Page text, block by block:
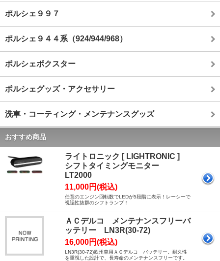
ポルシェ９９７
ポルシェ９４４系（924/944/968）
ポルシェボクスター
ポルシェグッズ・アクセサリー
洗車・コーティング・メンテナンスグッズ
おすすめ商品
ライトロニック [ LIGHTRONIC ]
シフトタイミングモニター
LT2000
11,000円(税込)
任意のエンジン回転数でLEDが5段階に表示！レーシーで
視認性抜群のシフトランプ！
ＡＣデルコ メンテナンスフリーバ
ッテリー LN3R(30-72)
16,000円(税込)
LN3R(30-72)欧州車用ＡＣデルコ バッテリー。耐久性
を重視した設計で、長寿命のメンテナンスフリーです。